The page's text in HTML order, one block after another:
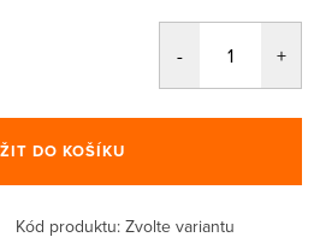
DO KOŠÍKU
Kód produktu: Zvolte variantu